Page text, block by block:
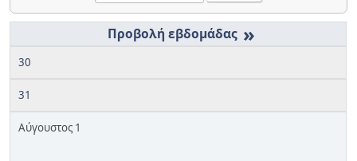
»
30
31
Αύγουστος 1